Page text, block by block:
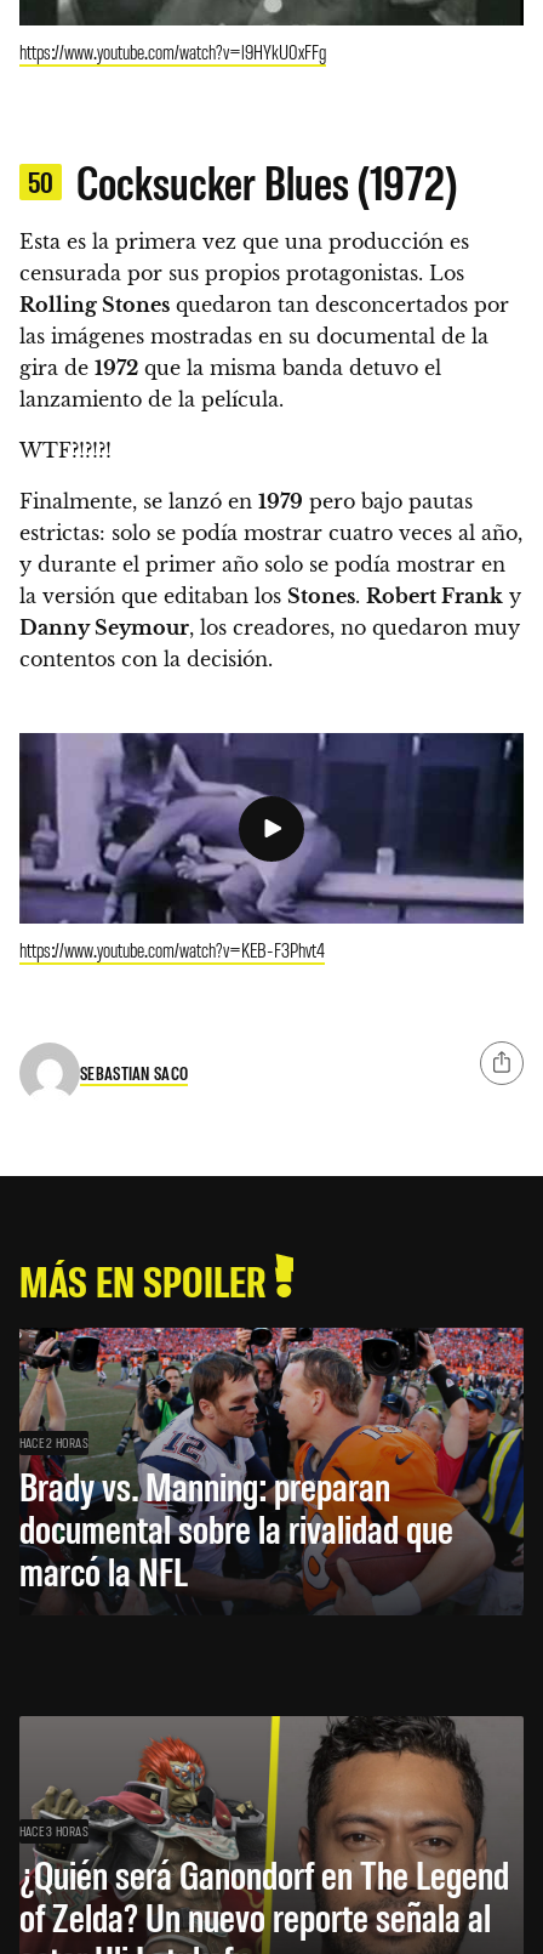
https://www.youtube.com/watch?v=l9HYkU0xFFg
50 Cocksucker Blues (1972)
Esta es la primera vez que una producción es
censurada por sus propios protagonistas. Los
Rolling Stones quedaron tan desconcertados por
las imágenes mostradas en su documental de la
gira de 1972 que la misma banda detuvo el
lanzamiento de la película.
WTF?!?!?!
Finalmente, se lanzó en 1979 pero bajo pautas
estrictas: solo se podía mostrar cuatro veces al año,
y durante el primer año solo se podía mostrar en
la versión que editaban los Stones. Robert Frank y
Danny Seymour, los creadores, no quedaron muy
contentos con la decisión.
https://www.youtube.com/watch?v=KEB-F3Phvt4
SEBASTIAN SACO
MÁS EN SPOILER
HACE 2 HORAS
Brady vs. Manning: preparan
documental sobre la rivalidad que
marcó la NFL
HACE 3 HORAS
¿Quién será Ganondorf en The Legend
of Zelda? Un nuevo reporte señala al